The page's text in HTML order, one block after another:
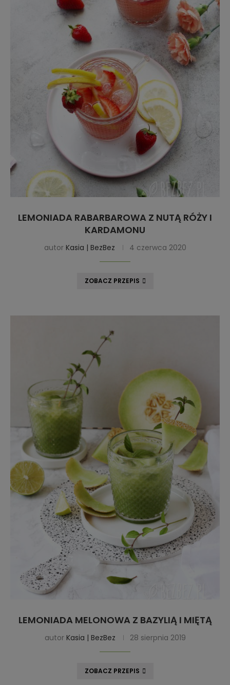
LEMONIADA RABARBAROWA Z NUTĄ RÓŻY I
KARDAMONU
autor Kasia | BezBez 4 czerwca 2020
ZOBACZ PRZEPIS
LEMONIADA MELONOWA Z BAZYLIĄ I MIĘTĄ
autor Kasia | BezBez 28 sierpnia 2019
ZOBACZ PRZEPIS